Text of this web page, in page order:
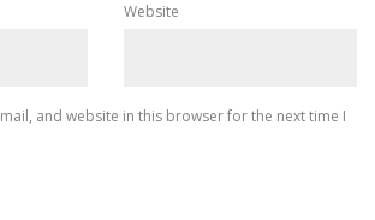
Website
and website in this browser for the next time I